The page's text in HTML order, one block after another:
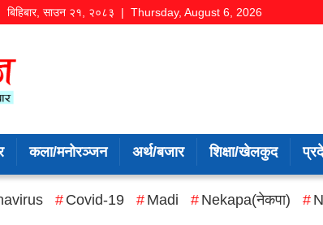
बिहिबार, साउन २१, २०८३ | Thursday, August 6, 2026
कला/मनोरञ्जन अर्थ/बजार शिक्षा/खेलकुद
Covid-19 Madi Nekapa(नेकपा)